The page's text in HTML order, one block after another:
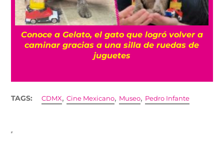
Conoce a Gelato, el gato que logró volver a
caminar gracias a una silla de ruedas de
juguetes
TAGS: CDMX,Cine Mexicano, Museo, Pedro Infante